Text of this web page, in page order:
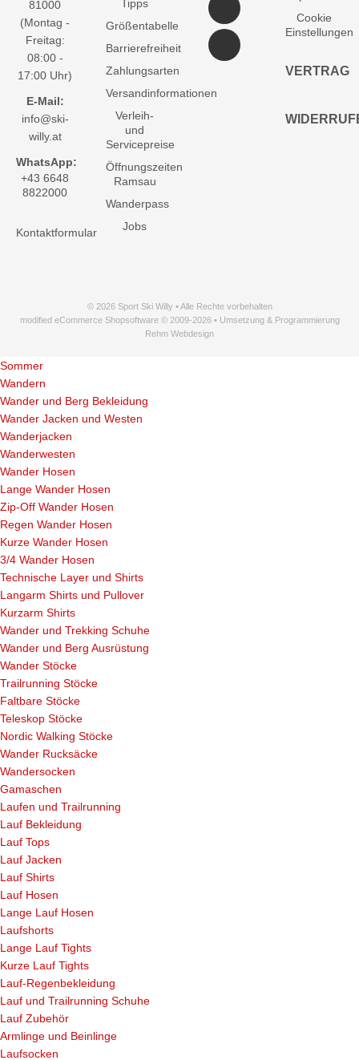
81000
(Montag -
Freitag:
08:00 -
17:00 Uhr)
E-Mail:
info@ski-
willy.at
WhatsApp:
+43 6648
8822000
Kontaktformular
Tipps
Größentabelle
Barrierefreiheit
Zahlungsarten
Versandinformationen
Verleih-
und
Servicepreise
Öffnungszeiten
Ramsau
Wanderpass
Jobs
Cookie
Einstellungen
VERTRAG
© 2026 Sport Ski Willy • Alle Rechte vorbehalten
modified eCommerce Shopsoftware © 2009-2026 • Umsetzung & Programmierung
Rehm Webdesign
Sommer
Wandern
Wander und Berg Bekleidung
Wander Jacken und Westen
Wanderjacken
Wanderwesten
Wander Hosen
Lange Wander Hosen
Zip-Off Wander Hosen
Regen Wander Hosen
Kurze Wander Hosen
3/4 Wander Hosen
Technische Layer und Shirts
Langarm Shirts und Pullover
Kurzarm Shirts
Wander und Trekking Schuhe
Wander und Berg Ausrüstung
Wander Stöcke
Trailrunning Stöcke
Faltbare Stöcke
Teleskop Stöcke
Nordic Walking Stöcke
Wander Rucksäcke
Wandersocken
Gamaschen
Laufen und Trailrunning
Lauf Bekleidung
Lauf Tops
Lauf Jacken
Lauf Shirts
Lauf Hosen
Lange Lauf Hosen
Laufshorts
Lange Lauf Tights
Kurze Lauf Tights
Lauf-Regenbekleidung
Lauf und Trailrunning Schuhe
Lauf Zubehör
Armlinge und Beinlinge
Laufsocken